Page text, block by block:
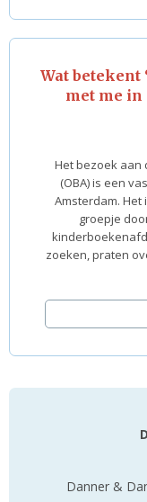
Wat betekent
met me in
Het bezoek aan
(OBA) is een
Amsterdam. Het
groepje
zoeken, praten
Danner &